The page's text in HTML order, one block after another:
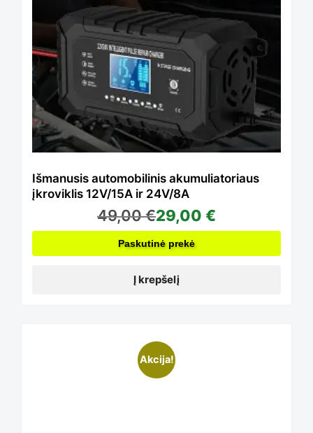
page
Išmanusis automobilinis akumuliatoriaus
įkroviklis 12V/15A ir 24V/8A
49,00€29,00 €
Paskutinė prekė
Į krepšelį
Akcija!